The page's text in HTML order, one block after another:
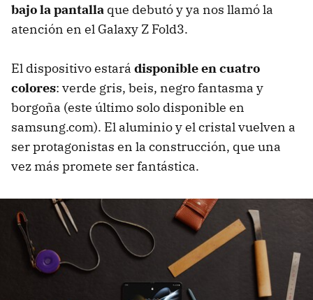
bajo la pantalla que debutó y ya nos llamó la
atención en el Galaxy Z Fold3.
El dispositivo estará disponible en cuatro
colores: verde gris, beis, negro fantasma y
borgoña (este último solo disponible en
samsung.com). El aluminio y el cristal vuelven a
ser protagonistas en la construcción, que una
vez más promete ser fantástica.